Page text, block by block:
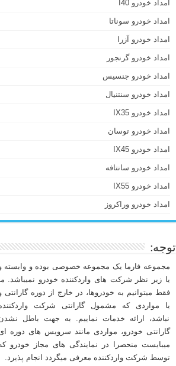
امداد خودرو I40
امداد خودرو سوناتا
امداد خودرو آزرا
امداد خودرو گرنجور
امداد خودرو جنسیس
امداد خودرو سنتنیال
امداد خودرو IX35
امداد خودرو توسان
امداد خودرو IX45
امداد خودرو سانتافه
امداد خودرو IX55
امداد خودرو وراکروز
توجه:
مجموعه فارما یک مجموعه خصوصی بوده و وابسته
یا زیر نظر شرکت های واردکننده خودرو نمیباشد.
فقط میتوانیم به خودروها، در خارج از دوره گارانتی
یا مواردی که مشمول گارانتی شرکت
نباشد، ارائه خدمات نماییم. به جهت باطل
گارانتی خودرو، مواردی مانند سرویس های دوره
میبایست منحصرا در نمایندگی های مجاز خودرو
توسط شرکت واردکننده معرفی میگردد انجام پذیرد.